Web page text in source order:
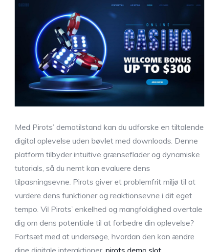
Med Pirots’ demotilstand kan du udforske en tiltalende
digital oplevelse uden bøvlet med downloads. Denne
platform tilbyder intuitive grænseflader og dynamiske
tutorials, så du nemt kan evaluere dens
tilpasningsevne. Pirots giver et problemfrit miljø til at
vurdere dens funktioner og reaktionsevne i dit eget
tempo. Vil Pirots’ enkelhed og mangfoldighed overtale
dig om dens potentiale til at forbedre din oplevelse?
Fortsæt med at undersøge, hvordan den kan ændre